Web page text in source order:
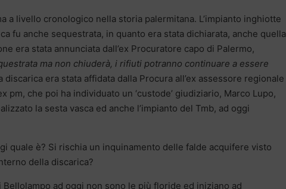
a livello cronologico nella storia palermitana. L’impianto inghiotte
fu anche sequestrata, in quanto era stata dichiarata, anche quella
era stata annunciata dall’ex Procuratore capo di Palermo,
ma non chiuderà, i rifiuti potranno continuare a essere
discarica era stata affidata dalla Procura all’ex assessore regionale
pm, che poi ha individuato un ‘custode’ giudiziario, Marco Lupo,
la sesta vasca ed anche l’impianto del Tmb, ad oggi
quale è? Si rischia un inquinamento delle falde acquifere visto
della discarica?
ad oggi non sono le più floride ed iniziano ad